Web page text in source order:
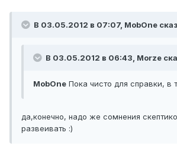
В 03.05.2012 в 07:07, MobOne
В 03.05.2012 в 06:43, Morze
MobOne Пока чисто для справки, в
да,конечно, надо же сомнения
развеивать :)